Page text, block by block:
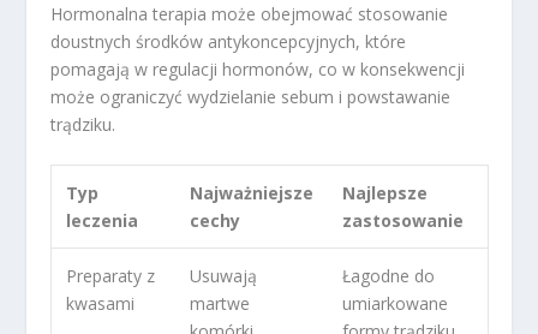
Hormonalna terapia może obejmować stosowanie
doustnych środków antykoncepcyjnych, które
pomagają w regulacji hormonów, co w konsekwencji
może ograniczyć wydzielanie sebum i powstawanie
trądziku.
Typ
leczenia
Najważniejsze
cechy
Najlepsze
zastosowanie
Preparaty z
kwasami
Usuwają
martwe
Łagodne do
umiarkowane